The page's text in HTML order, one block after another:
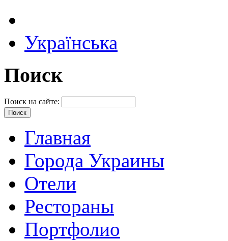
Українська
Поиск
Поиск на сайте:
Главная
Города Украины
Отели
Рестораны
Портфолио